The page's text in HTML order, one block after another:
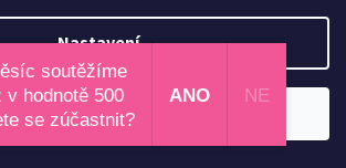
Nastavení
do stáje, které dává smysl
do stáje musí hřát, vydržet a dobře
co nosit do zimy, deště i běžného
soutěžíme
v hodnotě 500
se zúčastnit?
ANO NE